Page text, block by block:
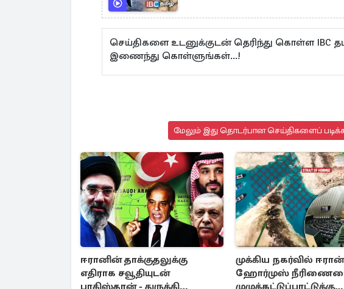
செய்திகளை உடனுக்குடன் தெரிந்து கொள்ள IBC
இணைந்து கொள்ளுங்கள்...!
மேலும் இது தொடர்பான செய்திகளைப்
ஈரானின் தாக்குதலுக்கு
எதிராக சவூதியுடன்
முக்கிய நகர்வில்
ஹோர்முஸ்